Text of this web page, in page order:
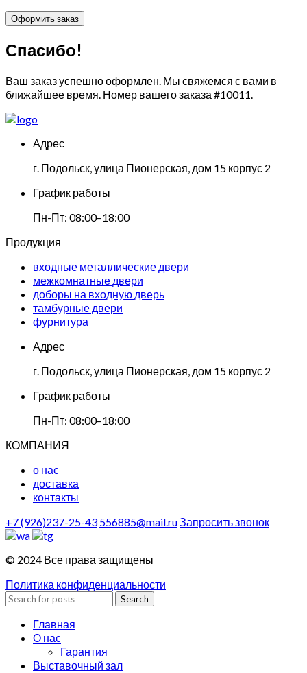
Спасибо!
Ваш заказ успешно оформлен. Мы свяжемся с вами в
ближайшее время. Номер вашего заказа #10011
Адрес
г. Подольск, улица Пионерская, дом 15 корпус 2
График работы
Пн-Пт: 08:00–18:00
Продукция
входные металлические двери
межкомнатные двери
доборы на входную дверь
тамбурные двери
фурнитура
Адрес
г. Подольск, улица Пионерская, дом 15 корпус 2
График работы
Пн-Пт: 08:00–18:00
КОМПАНИЯ
о нас
доставка
контакты
+7 (926)237-25-43 556885@mail.ru Запросить звонок
© 2024 Все права защищены
Политика конфиденциальности
Search
Главная
О нас
Гарантия
Выставочный зал